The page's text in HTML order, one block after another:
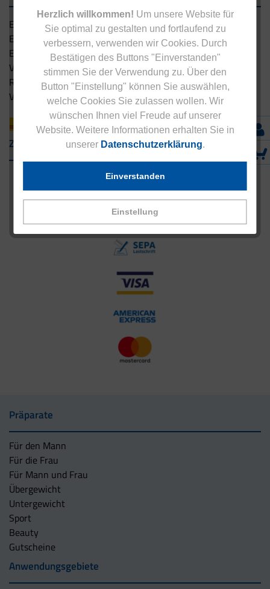
Herzlich willkommen! Um unsere Website für
Sie optimal zu gestalten und fortlaufend zu
verbessern, verwenden wir Cookies. Durch
Bestätigen des Buttons "Einverstanden"
stimmen Sie der Verwendung zu. Über den
Button "Einstellung" können Sie auswählen,
welche Cookies Sie zulassen wollen. Wir
wünschen Ihnen viel Freude auf unserer
Website. Weitere Informationen erhalten Sie in
unserer Datenschutzerklärung.
Einstellung
Einverstanden
Eucell Gesundheitsservice
Eucell Ernährungscoach
Eucell Fitness Coach
Versandbedingungen
Rücksendung
Versandpartner innerhalb Deutschlands
Zahlungsarten
Präparate
Für den Mann
Für die Frau
Für Mann und Frau
Übergewicht
Untergewicht
Sport
Beauty
Gutscheine
Anwendungsgebiete